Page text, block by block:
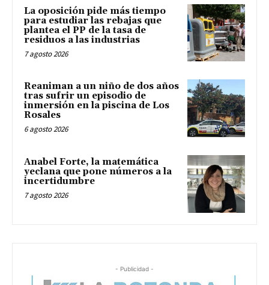
La oposición pide más tiempo
para estudiar las rebajas que
plantea el PP de la tasa de
residuos a las industrias
7 agosto 2026
Reaniman a un niño de dos años
tras sufrir un episodio de
inmersión en la piscina de Los
Rosales
6 agosto 2026
Anabel Forte, la matemática
yeclana que pone números a la
incertidumbre
7 agosto 2026
- Publicidad -